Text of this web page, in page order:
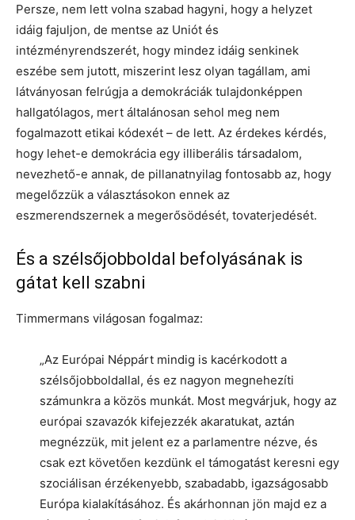
Persze, nem lett volna szabad hagyni, hogy a helyzet
idáig fajuljon, de mentse az Uniót és
intézményrendszerét, hogy mindez idáig senkinek
eszébe sem jutott, miszerint lesz olyan tagállam, ami
látványosan felrúgja a demokráciák tulajdonképpen
hallgatólagos, mert általánosan sehol meg nem
fogalmazott etikai kódexét – de lett. Az érdekes kérdés,
hogy lehet-e demokrácia egy illiberális társadalom,
nevezhető-e annak, de pillanatnyilag fontosabb az, hogy
megelőzzük a választásokon ennek az
eszmerendszernek a megerősödését, tovaterjedését.
És a szélsőjobboldal befolyásának is
gátat kell szabni
Timmermans világosan fogalmaz:
„Az Európai Néppárt mindig is kacérkodott a
szélsőjobboldallal, és ez nagyon megnehezíti
számunkra a közös munkát. Most megvárjuk, hogy az
európai szavazók kifejezzék akaratukat, aztán
megnézzük, mit jelent ez a parlamentre nézve, és
csak ezt követően kezdünk el támogatást keresni egy
szociálisan érzékenyebb, szabadabb, igazságosabb
Európa kialakításához. És akárhonnan jön majd ez a